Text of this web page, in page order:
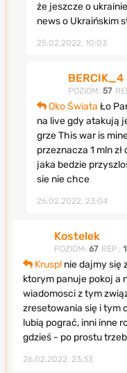
że jeszcze o
news o Ukraińskim
25.02.2022, 10:03
BERCIK_4
POZIOM: 57
Oko Świata Ło
na live gdy atakują
grze This war is
przeznacza 1 mln
jaka bedzie
sie nie chce
26.02.2022, 23:04
Kostelek
POZIOM: 67 REP.:
Kruspl nie dajmy się
ktorym panuje pokoj a
wiadomosci z tym
zresetowania się i tym
lubią pograć, inni inne
gdzieś - po prostu
26.02.2022, 23:33